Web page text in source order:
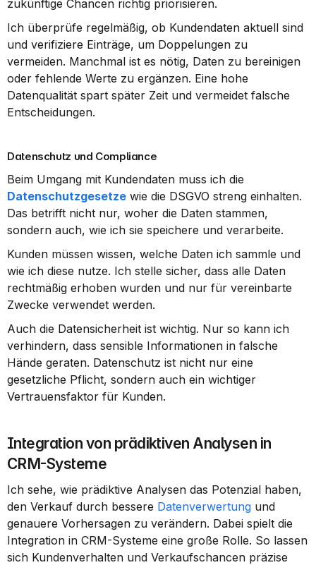
zukünftige Chancen richtig priorisieren.
Ich überprüfe regelmäßig, ob Kundendaten aktuell sind
und verifiziere Einträge, um Doppelungen zu
vermeiden. Manchmal ist es nötig, Daten zu bereinigen
oder fehlende Werte zu ergänzen. Eine hohe
Datenqualität spart später Zeit und vermeidet falsche
Entscheidungen.
Datenschutz und Compliance
Datenschutzgesetze wie die DSGVO streng einhalten.
Das betrifft nicht nur, woher die Daten stammen,
sondern auch, wie ich sie speichere und verarbeite.
Kunden müssen wissen, welche Daten ich sammle und
wie ich diese nutze. Ich stelle sicher, dass alle Daten
rechtmäßig erhoben wurden und nur für vereinbarte
Zwecke verwendet werden.
Auch die Datensicherheit ist wichtig. Nur so kann ich
verhindern, dass sensible Informationen in falsche
Hände geraten. Datenschutz ist nicht nur eine
gesetzliche Pflicht, sondern auch ein wichtiger
Vertrauensfaktor für Kunden.
Integration von prädiktiven Analysen in
CRM-Systeme
Ich sehe, wie prädiktive Analysen das Potenzial haben,
den Verkauf durch bessere Datenverwertung und
genauere Vorhersagen zu verändern. Dabei spielt die
Integration in CRM-Systeme eine große Rolle. So lassen
sich Kundenverhalten und Verkaufschancen präzise